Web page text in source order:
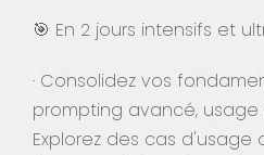
🎯 En 2 jours intensifs et
· Consolidez vos
prompting avancé, usage
Explorez des cas